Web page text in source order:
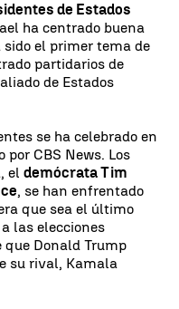
de Estados
ha centrado buena
el primer tema de
partidarios de
de Estados
se ha celebrado en
por CBS News. Los
el demócrata Tim
, se han enfrentado
que sea el último
las elecciones
que Donald Trump
su rival, Kamala